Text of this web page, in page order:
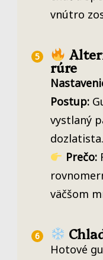
vnútro
rúre
Postup:
vystlaný
dozlatista.
Prečo:
väčšom
Hotové